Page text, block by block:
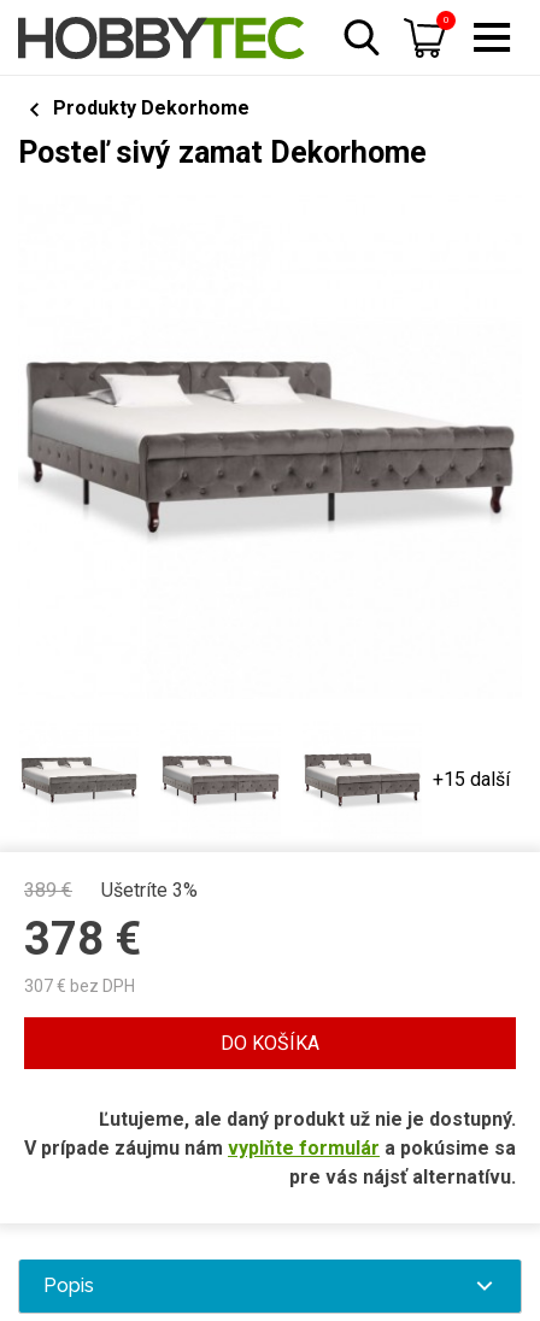
0
Produkty Dekorhome
Posteľ sivý zamat Dekorhome
+15 další
389€ Ušetríte 3%
378 €
307€ bez DPH
DO KOŠÍKA
Ľutujeme, ale daný produkt už nie je dostupný.
V prípade záujmu nám vyplňte formulár a pokúsime sa
pre vás nájsť alternatívu.
Popis